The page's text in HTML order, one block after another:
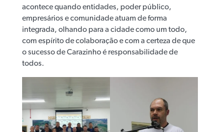
acontece quando entidades, poder público,
empresários e comunidade atuam de forma
integrada, olhando para a cidade como um todo,
com espírito de colaboração e com a certeza de que
o sucesso de Carazinho é responsabilidade de
todos.